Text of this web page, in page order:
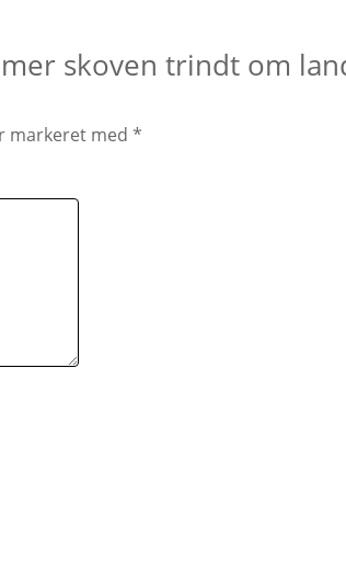
skoven trindt om
markeret med*